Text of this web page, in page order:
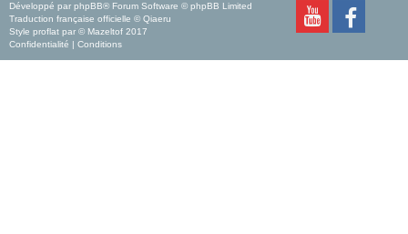
Développé par phpBB® Forum Software © phpBB Limited
Traduction française officielle © Qiaeru
Style proflat par © Mazeltof 2017
Confidentialité | Conditions